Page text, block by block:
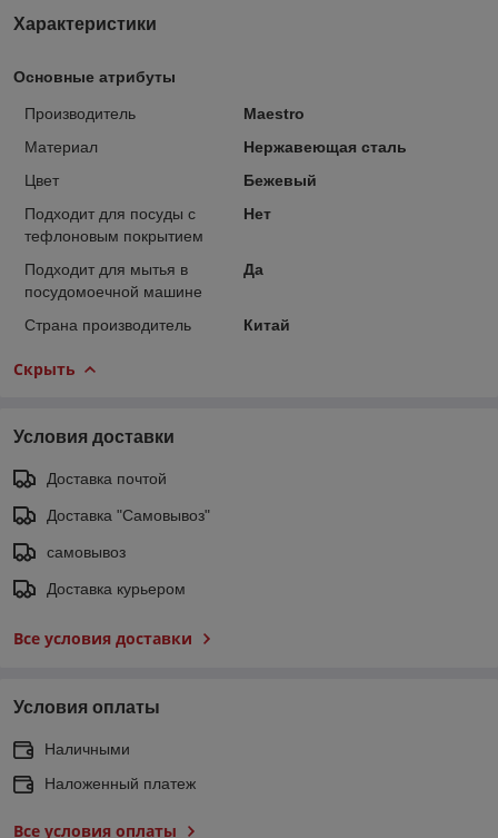
Характеристики
Основные атрибуты
Производитель
Maestro
Материал
Нержавеющая сталь
Цвет
Бежевый
Подходит для посуды с
тефлоновым покрытием
Нет
Подходит для мытья в
посудомоечной машине
Да
Страна производитель Китай
Скрыть
Условия доставки
Доставка почтой
Доставка "Самовывоз"
самовывоз
Доставка курьером
Все условия доставки
Условия оплаты
Наличными
Наложенный платеж
Все условия оплаты